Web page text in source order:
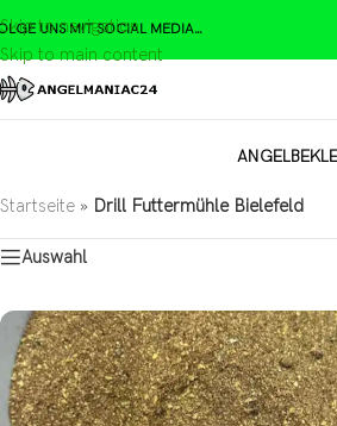
Skip to navigation
Skip to main content
UNS MIT SOCIAL MEDIA…
Startseite » Drill Futtermühle Bielefeld
Auswahl